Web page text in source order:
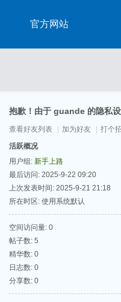
官方网站
抱歉！由于 guande 的隐私
查看好友列表 加为好友 打个
活跃概况
用户组: 新手上路
最后访问: 2025-9-22 09:20
上次发表时间: 2025-9-21 21:18
所在时区: 使用系统默认
空间访问量: 0
帖子数: 5
精华数: 0
日志数: 0
分享数: 0